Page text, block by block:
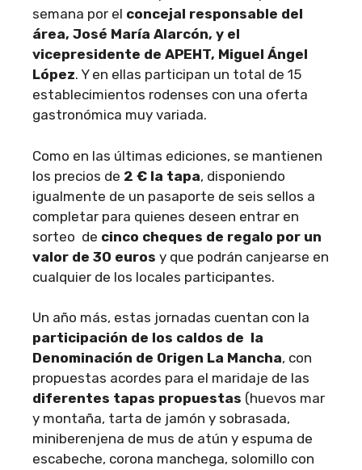
semana por el concejal responsable del
área, José María Alarcón, y el
vicepresidente de APEHT, Miguel Ángel
López. Y en ellas participan un total de 15
establecimientos rodenses con una oferta
gastronómica muy variada.
Como en las últimas ediciones, se mantienen
los precios de 2 € la tapa, disponiendo
igualmente de un pasaporte de seis sellos a
completar para quienes deseen entrar en
sorteo de cinco cheques de regalo por un
valor de 30 euros y que podrán canjearse en
cualquier de los locales participantes.
Un año más, estas jornadas cuentan con la
participación de los caldos de la
Denominación de Origen La Mancha, con
propuestas acordes para el maridaje de las
diferentes tapas propuestas (huevos mar
y montaña, tarta de jamón y sobrasada,
miniberenjena de mus de atún y espuma de
escabeche, corona manchega, solomillo con